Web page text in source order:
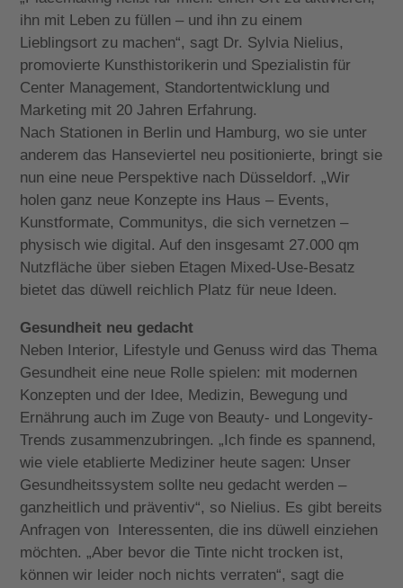
ihn mit Leben zu füllen – und ihn zu einem
Lieblingsort zu machen“, sagt Dr. Sylvia Nielius,
promovierte Kunsthistorikerin und Spezialistin für
Center Management, Standortentwicklung und
Marketing mit 20 Jahren Erfahrung.
Nach Stationen in Berlin und Hamburg, wo sie unter
anderem das Hanseviertel neu positionierte, bringt sie
nun eine neue Perspektive nach Düsseldorf. „Wir
holen ganz neue Konzepte ins Haus – Events,
Kunstformate, Communitys, die sich vernetzen –
physisch wie digital. Auf den insgesamt 27.000 qm
Nutzfläche über sieben Etagen Mixed-Use-Besatz
bietet das düwell reichlich Platz für neue Ideen.
Gesundheit neu gedacht
Neben Interior, Lifestyle und Genuss wird das Thema
Gesundheit eine neue Rolle spielen: mit modernen
Konzepten und der Idee, Medizin, Bewegung und
Ernährung auch im Zuge von Beauty- und Longevity-
Trends zusammenzubringen. „Ich finde es spannend,
wie viele etablierte Mediziner heute sagen: Unser
Gesundheitssystem sollte neu gedacht werden –
ganzheitlich und präventiv“, so Nielius. Es gibt bereits
Anfragen von Interessenten, die ins düwell einziehen
möchten. „Aber bevor die Tinte nicht trocken ist,
können wir leider noch nichts verraten“, sagt die